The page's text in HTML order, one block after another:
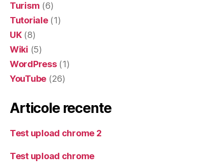
Turism (6)
Tutoriale(1)
UK(8)
Wiki (5)
WordPress(1)
YouTube (26)
Articole recente
Test upload chrome 2
Test upload chrome